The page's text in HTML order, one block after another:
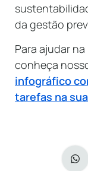
da gestão
Para ajudar
conheça
infográfico
tarefas na